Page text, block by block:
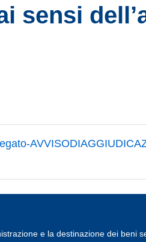
sensi
e la destinazione dei beni